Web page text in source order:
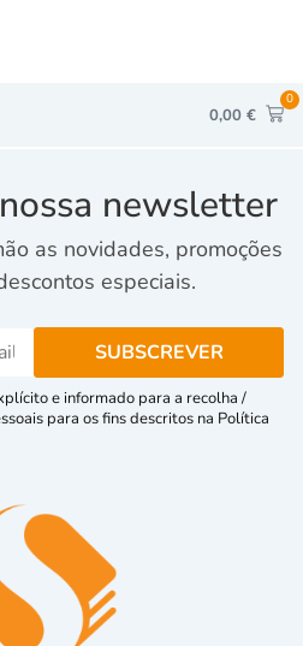
0,00 €
0
newsletter
as novidades, promoções
especiais.
e informado para a recolha /
para os fins descritos na Política